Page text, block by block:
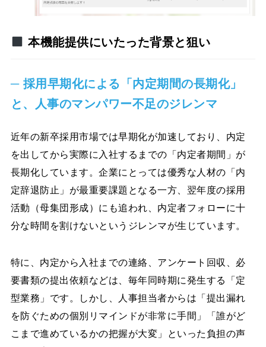
本機能提供にいたった背景と狙い
─ 採用早期化による「内定期間の長期化」
と、人事のマンパワー不足のジレンマ
近年の新卒採用市場では早期化が加速しており、内定
を出してから実際に入社するまでの「内定者期間」が
長期化しています。企業にとっては優秀な人材の「内
定辞退防止」が最重要課題となる一方、翌年度の採用
活動（母集団形成）にも追われ、内定者フォローに十
分な時間を割けないというジレンマが生じています。
特に、内定から入社までの連絡、アンケート回収、必
要書類の提出依頼などは、毎年同時期に発生する「定
型業務」です。しかし、人事担当者からは「提出漏れ
を防ぐための個別リマインドが非常に手間」「誰がど
こまで進めているかの把握が大変」といった負担の声